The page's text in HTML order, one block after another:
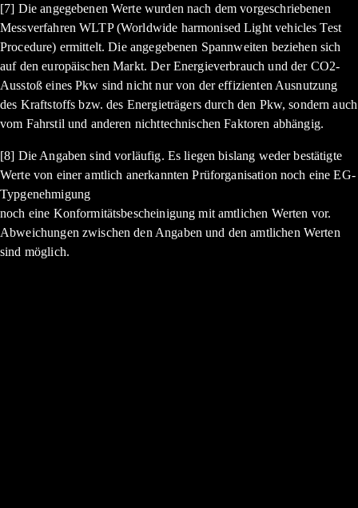
[7] Die angegebenen Werte wurden nach dem vorgeschriebenen
Messverfahren WLTP (Worldwide harmonised Light vehicles Test
Procedure) ermittelt. Die angegebenen Spannweiten beziehen sich
auf den europäischen Markt. Der Energieverbrauch und der CO2-
Ausstoß eines Pkw sind nicht nur von der effizienten Ausnutzung
des Kraftstoffs bzw. des Energieträgers durch den Pkw, sondern auch
vom Fahrstil und anderen nichttechnischen Faktoren abhängig.
[8] Die Angaben sind vorläufig. Es liegen bislang weder bestätigte
Werte von einer amtlich anerkannten Prüforganisation noch eine EG-
Typgenehmigung
noch eine Konformitätsbescheinigung mit amtlichen Werten vor.
Abweichungen zwischen den Angaben und den amtlichen Werten
sind möglich.